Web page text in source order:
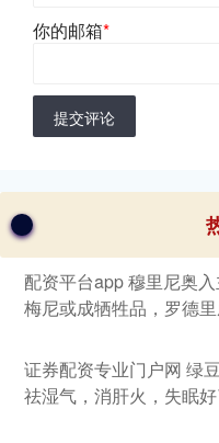
你的邮箱*
提交评论
配资平台app 穆里尼奥
梅尼或成牺牲品，罗德
证券配资专业门户网 绿
祛湿气，消肝火，失眠